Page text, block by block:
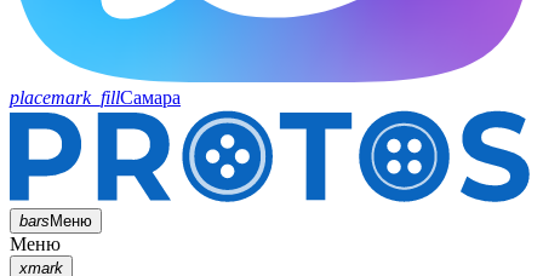
placemark_fillСамара
barsМеню
Меню
xmark